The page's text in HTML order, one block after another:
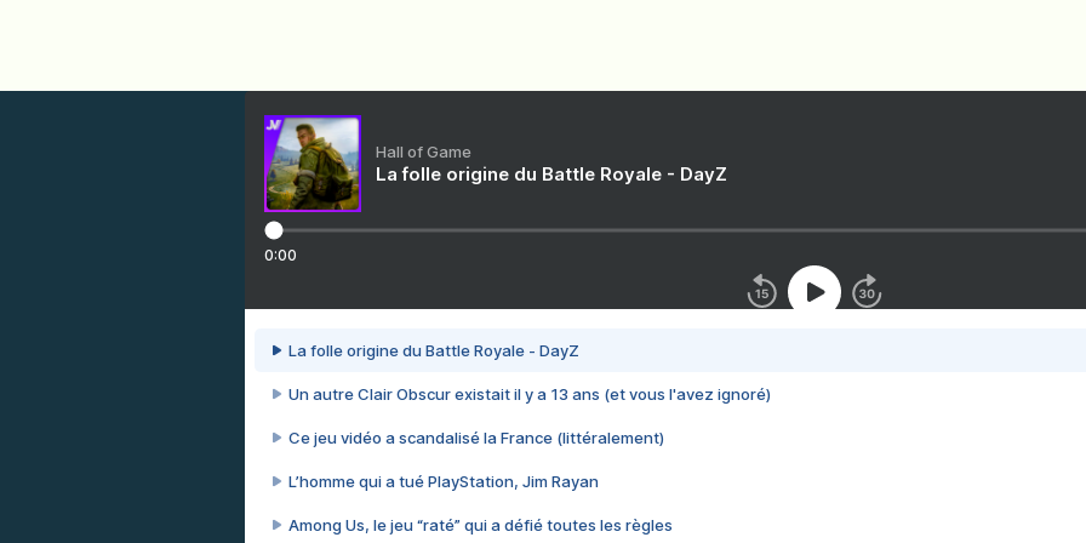
Hall of Game
La folle origine du Battle Royale - DayZ
0:00
La folle origine du Battle Royale - DayZ
Un autre Clair Obscur existait il y a 13 ans (et vous l'avez ignoré)
Ce jeu vidéo a scandalisé la France (littéralement)
L’homme qui a tué PlayStation, Jim Rayan
Among Us, le jeu “raté” qui a défié toutes les règles